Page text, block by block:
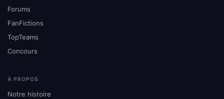
Forums
FanFictions
TopTeams
Concours
À PROPOS
Notre histoire